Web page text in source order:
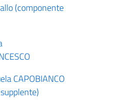
(componente
CAPOBIANCO